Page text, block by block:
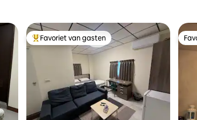
Topfavoriet van gasten
Favoriet van gasten